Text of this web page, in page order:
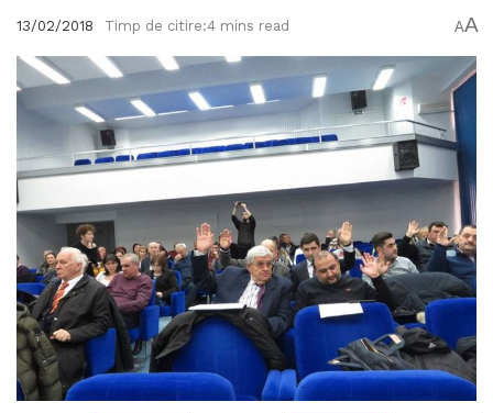
13/02/2018 Timp de citire:4 mins read AA